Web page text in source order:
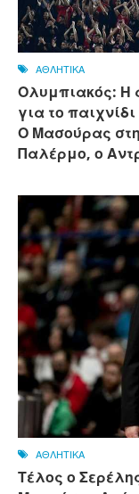
ΑΘΛΗΤΙΚΑ
Ολυμπιακός: Η
για το
Ο Μασούρας
Παλέρμο, ο
ΑΘΛΗΤΙΚΑ
Τέλος ο